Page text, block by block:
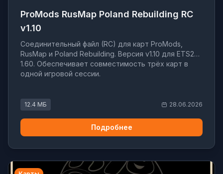
ProMods RusMap Poland Rebuilding RC
v1.10
Соединительный файл (RC) для карт ProMods,
RusMap и Poland Rebuilding. Версия v1.10 для ETS2
1.60. Обеспечивает совместимость трёх карт в
одной игровой сессии.
12.4 МБ 28.06.2026
Подробнее